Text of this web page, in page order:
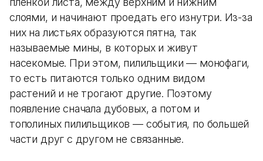
слоями, и начинают проедать его изнутри. Из-за
них на листьях образуются пятна, так
называемые мины, в которых и живут
насекомые. При этом, пилильщики — монофаги,
то есть питаются только одним видом
растений и не трогают другие. Поэтому
появление сначала дубовых, а потом и
тополиных пилильщиков — события, по большей
части друг с другом не связанные.